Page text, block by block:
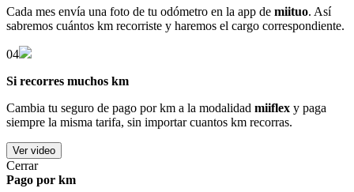
Cada mes envía una foto de tu odómetro en la app de miituo. Así
sabremos cuántos km recorriste y haremos el cargo correspondiente.
04
Si recorres muchos km
Cambia tu seguro de pago por km a la modalidad miiflex y paga
siempre la misma tarifa, sin importar cuantos km recorras.
Ver video
Cerrar
Pago por km